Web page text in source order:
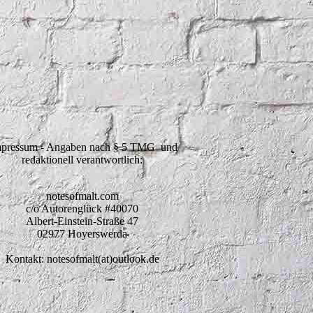
- Angaben nach § 5 TMG und
redaktionell verantwortlich:
notesofmalt.com
c/o Autorenglück #40070
Albert-Einstein-Straße 47
02977 Hoyerswerda
Kontakt: notesofmalt(at)outlook.de